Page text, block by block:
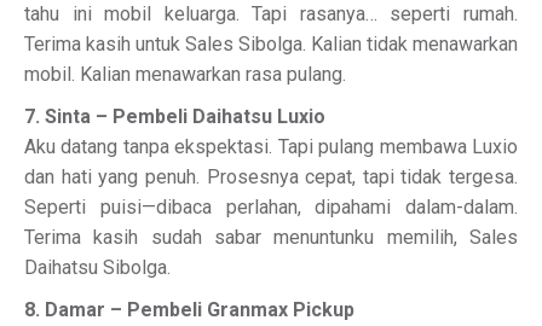
tahu ini mobil keluarga. Tapi rasanya… seperti rumah.
Terima kasih untuk Sales Sibolga. Kalian tidak menawarkan
mobil. Kalian menawarkan rasa pulang.
7. Sinta – Pembeli Daihatsu Luxio
Aku datang tanpa ekspektasi. Tapi pulang membawa Luxio
dan hati yang penuh. Prosesnya cepat, tapi tidak tergesa.
Seperti puisi—dibaca perlahan, dipahami dalam-dalam.
Terima kasih sudah sabar menuntunku memilih, Sales
Daihatsu Sibolga.
8. Damar – Pembeli Granmax Pickup